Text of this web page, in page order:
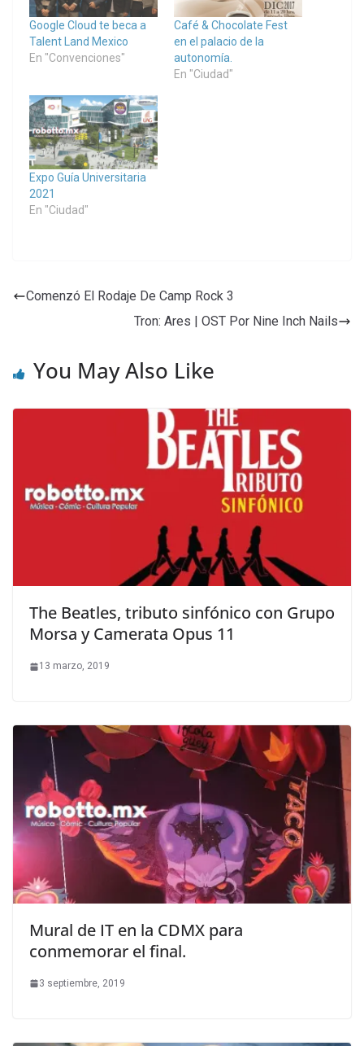
Google Cloud te beca a
Talent Land Mexico
En "Convenciones"
Café & Chocolate Fest
en el palacio de la
autonomía.
En "Ciudad"
Expo Guía Universitaria
2021
En "Ciudad"
Comenzó El Rodaje De Camp Rock 3
Tron: Ares | OST Por Nine Inch Nails
You May Also Like
The Beatles, tributo sinfónico con Grupo
Morsa y Camerata Opus 11
13 marzo, 2019
Mural de IT en la CDMX para
conmemorar el final.
3 septiembre, 2019